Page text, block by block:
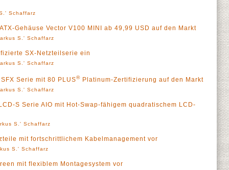
Schaffarz
Gehäuse Vector V100 MINI ab 49,99 USD auf den Markt
S.' Schaffarz
SX-Netzteilserie ein
S.' Schaffarz
Serie mit 80 PLUS® Platinum-Zertifizierung auf den Markt
S.' Schaffarz
S Serie AIO mit Hot-Swap-fähigem quadratischem LCD-
S.' Schaffarz
mit fortschrittlichem Kabelmanagement vor
S.' Schaffarz
mit flexiblem Montagesystem vor